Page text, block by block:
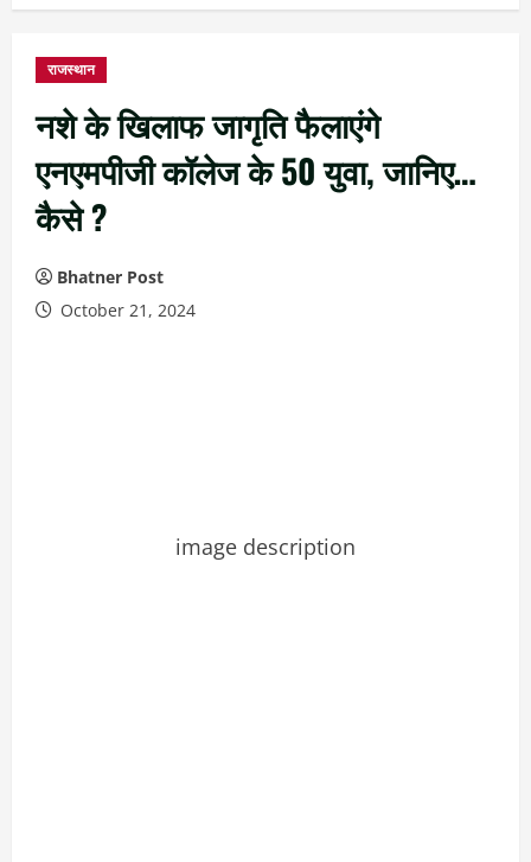
राजस्थान
नशे के खिलाफ जागृति फैलाएंगे
एनएमपीजी कॉलेज के 50 युवा, जानिए…
कैसे ?
Bhatner Post
October 21, 2024
image description